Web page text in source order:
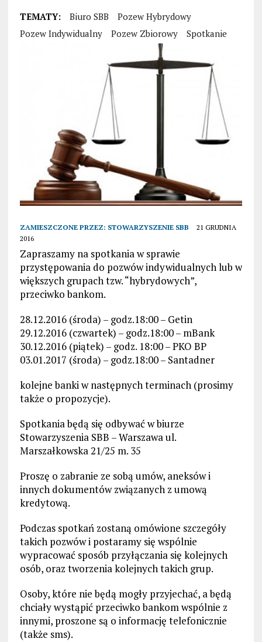
TEMATY: Biuro SBB
Pozew Hybrydowy
Pozew Indywidualny
Pozew Zbiorowy Spotkanie
ZAMIESZCZONE PRZEZ: STOWARZYSZENIE SBB
21 GRUDNIA
2016
Zapraszamy na spotkania w sprawie
przystępowania do pozwów indywidualnych lub w
większych grupach tzw. “hybrydowych”,
przeciwko bankom.
28.12.2016 (środa) – godz.18:00 – Getin
29.12.2016 (czwartek) – godz.18:00 – mBank
30.12.2016 (piątek) – godz. 18:00 – PKO BP
03.01.2017 (środa) – godz.18:00 – Santadner
kolejne banki w następnych terminach (prosimy
także o propozycje).
Spotkania będą się odbywać w biurze
Stowarzyszenia SBB – Warszawa ul.
Marszałkowska 21/25 m. 35
Proszę o zabranie ze sobą umów, aneksów i
innych dokumentów związanych z umową
kredytową.
Podczas spotkań zostaną omówione szczegóły
takich pozwów i postaramy się wspólnie
wypracować sposób przyłączania się kolejnych
osób, oraz tworzenia kolejnych takich grup.
Osoby, które nie będą mogły przyjechać, a będą
chciały wystąpić przeciwko bankom wspólnie z
innymi, proszone są o informację telefonicznie
(także sms).